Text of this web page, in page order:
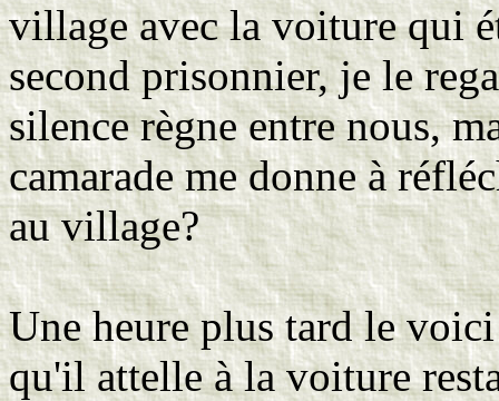
village avec la voiture qui
second prisonnier, je le
silence règne entre nous,
camarade me donne à
au village?
Une heure plus tard le
qu'il attelle à la voiture